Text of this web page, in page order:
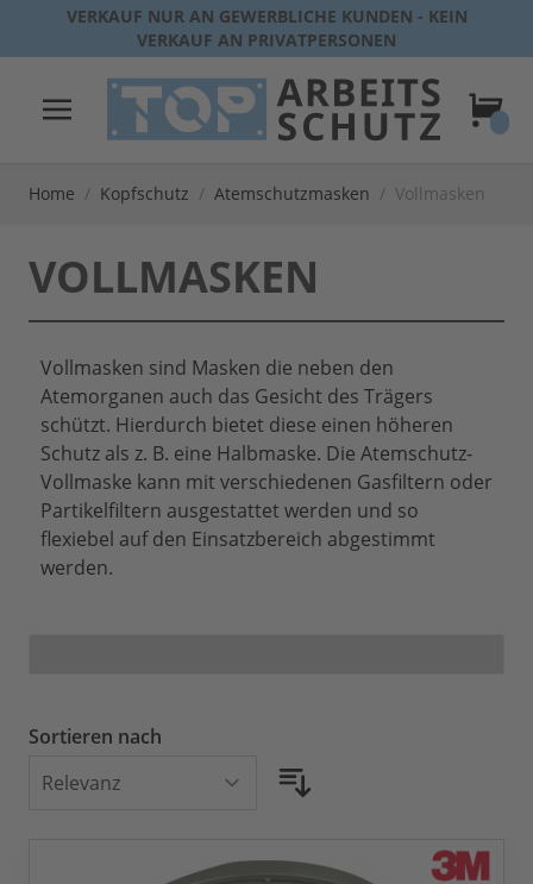
Direkt zum Inhalt
VERKAUF NUR AN GEWERBLICHE KUNDEN - KEIN
VERKAUF AN PRIVATPERSONEN
Home / Kopfschutz / Atemschutzmasken / Vollmasken
VOLLMASKEN
Vollmasken sind Masken die neben den
Atemorganen auch das Gesicht des Trägers
schützt. Hierdurch bietet diese einen höheren
Schutz als z. B. eine Halbmaske. Die Atemschutz-
Vollmaske kann mit verschiedenen Gasfiltern oder
Partikelfiltern ausgestattet werden und so
flexiebel auf den Einsatzbereich abgestimmt
werden.
Sortieren nach